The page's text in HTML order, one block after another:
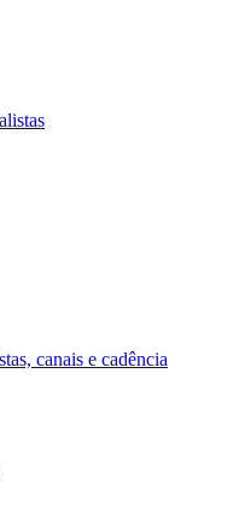
canais e cadência